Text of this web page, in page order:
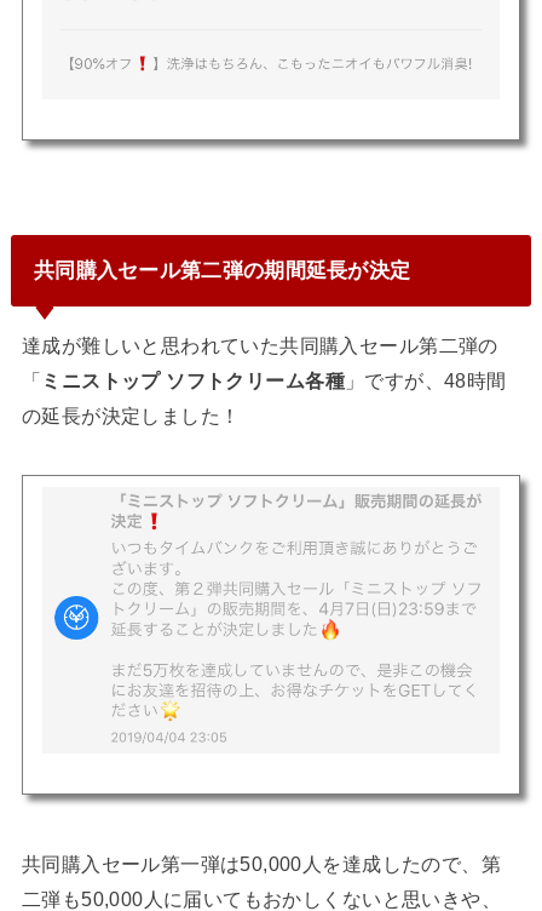
共同購入セール第二弾の期間延長が決定
達成が難しいと思われていた共同購入セール第二弾の
「 ミニストップ ソフトクリーム各種」ですが、 48時間
の延長が決定しました！
共同購入セール第一弾は50,000人を達成したので、第
二弾も50,000人に届いてもおかしくないと思いきや、